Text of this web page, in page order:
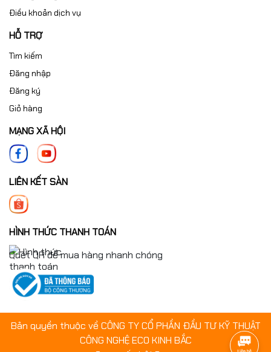
Điều khoản dịch vụ
HỖ TRỢ
Tìm kiếm
Đăng nhập
Đăng ký
Giỏ hàng
MẠNG XÃ HỘI
LIÊN KẾT SÀN
HÌNH THỨC THANH TOÁN
Quét QR để mua hàng nhanh chóng
Bản quyền thuộc về CÔNG TY CỔ PHẦN ĐẦU TƯ KỸ THUẬT
CÔNG NGHỆ ECO KINH BẮC